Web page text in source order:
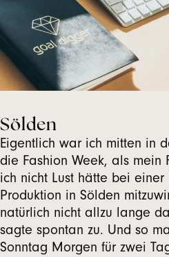
Sölden
Eigentlich war ich mitten in
die Fashion Week, als mein
ich nicht Lust hätte bei
Produktion in Sölden
natürlich nicht allzu lange
sagte spontan zu. Und so
Sonntag Morgen für zwei